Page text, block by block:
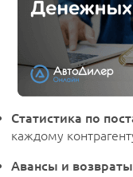
Статистика по
каждому
Авансы и